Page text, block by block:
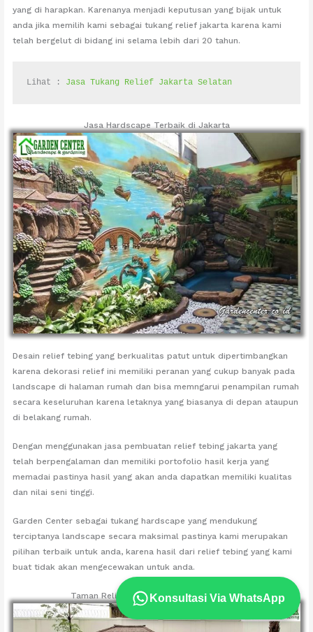
yang di harapkan. Karenanya menjadi keputusan yang bijak untuk
anda jika memilih kami sebagai tukang relief jakarta karena kami
telah bergelut di bidang ini selama lebih dari 20 tahun.
Lihat : Jasa Tukang Relief Jakarta Selatan
Jasa Hardscape Terbaik di Jakarta
Desain relief tebing yang berkualitas patut untuk dipertimbangkan
karena dekorasi relief ini memiliki peranan yang cukup banyak pada
landscape di halaman rumah dan bisa memngarui penampilan rumah
secara keseluruhan karena letaknya yang biasanya di depan ataupun
di belakang rumah.
Dengan menggunakan jasa pembuatan relief tebing jakarta yang
telah berpengalaman dan memiliki portofolio hasil kerja yang
memadai pastinya hasil yang akan anda dapatkan memiliki kualitas
dan nilai seni tinggi.
Garden Center sebagai tukang hardscape yang mendukung
terciptanya landscape secara maksimal pastinya kami merupakan
pilihan terbaik untuk anda, karena hasil dari relief tebing yang kami
buat tidak akan mengecewakan untuk anda.
Taman Relief Tebing Dekorasi Kolam Ikan
Konsultasi Via WhatsApp